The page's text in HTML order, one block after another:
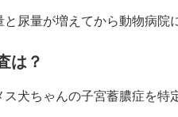
尿量が増えてから動物病院
は？
犬ちゃんの子宮蓄膿症を特